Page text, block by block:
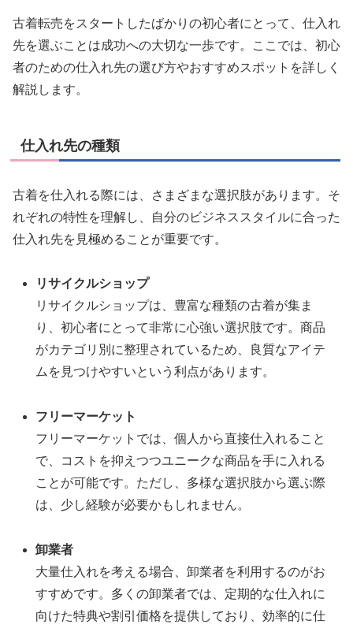
古着転売をスタートしたばかりの初心者にとって、仕入れ
先を選ぶことは成功への大切な一歩です。ここでは、初心
者のための仕入れ先の選び方やおすすめスポットを詳しく
解説します。
仕入れ先の種類
古着を仕入れる際には、さまざまな選択肢があります。そ
れぞれの特性を理解し、自分のビジネススタイルに合った
仕入れ先を見極めることが重要です。
リサイクルショップ
リサイクルショップは、豊富な種類の古着が集ま
り、初心者にとって非常に心強い選択肢です。商品
がカテゴリ別に整理されているため、良質なアイテ
ムを見つけやすいという利点があります。
フリーマーケット
フリーマーケットでは、個人から直接仕入れること
で、コストを抑えつつユニークな商品を手に入れる
ことが可能です。ただし、多様な選択肢から選ぶ際
は、少し経験が必要かもしれません。
卸業者
大量仕入れを考える場合、卸業者を利用するのがお
すすめです。多くの卸業者では、定期的な仕入れに
向けた特典や割引価格を提供しており、効率的に仕